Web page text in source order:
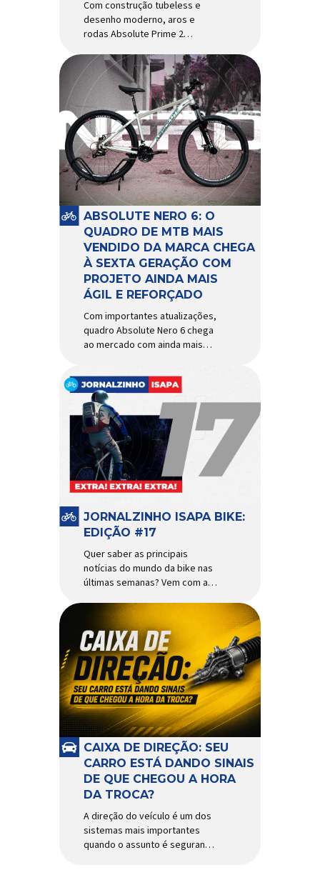
Com construção tubeless e
desenho moderno, aros e
rodas Absolute Prime 2
diversas melhorias No
mercado brasileiro há alguns
anos, os aros e as rodas
Absolute Prime chegaram
como uma opção para pilotos
de cross country e trail em
busca de alto desempenho e
preço realmente competitivo.
Para isso, a marca […]
ABSOLUTE NERO 6: O
QUADRO DE MTB MAIS
VENDIDO DA MARCA CHEGA
À SEXTA GERAÇÃO COM
PROJETO AINDA MAIS
ÁGIL E REFORÇADO
Com importantes atualizações,
quadro Absolute Nero 6 chega
ao mercado com ainda mais
uso urbano e MTB recreacional
Um dos quadros de maior
sucesso do mercado de
bicicletas brasileiro chega em
nova versão: o
Absolute Nero 6, sexta geração
do quadro mais vendido da
marca nacional. Extremamente
popular para quem busca uma
JORNALZINHO ISAPA BIKE:
EDIÇÃO #17
Quer saber as principais
notícias do mundo da bike nas
últimas semanas? Vem com a
chegou! Clique aqui e leia
agora mesmo!
CAIXA DE DIREÇÃO: SEU
CARRO ESTÁ DANDO SINAIS
DE QUE CHEGOU A HORA
DA TROCA?
A direção do veículo é um dos
sistemas mais importantes
quando o assunto é segurança,